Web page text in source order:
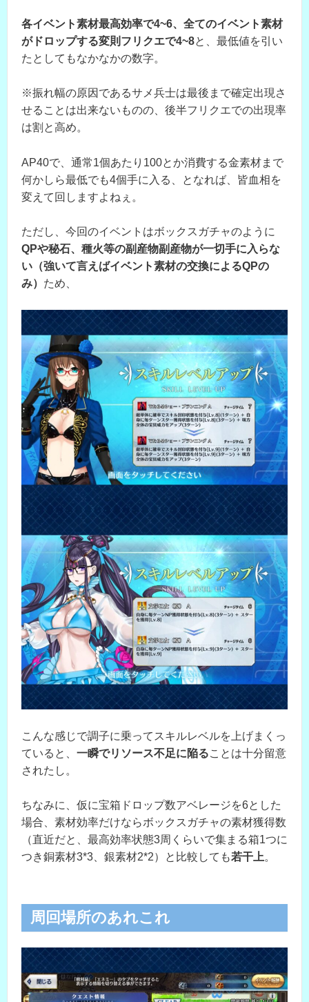
各イベント素材最高効率で4~6、全てのイベント素材
がドロップする変則フリクエで4~8と、最低値を引い
たとしてもなかなかの数字。
※振れ幅の原因であるサメ兵士は最後まで確定出現さ
せることは出来ないものの、後半フリクエでの出現率
は割と高め。
AP40で、通常1個あたり100とか消費する金素材まで
何かしら最低でも4個手に入る、となれば、皆血相を
変えて回しますよねぇ。
ただし、今回のイベントはボックスガチャのように
QPや秘石、種火等の副産物副産物が一切手に入らな
い（強いて言えばイベント素材の交換によるQPの
み） ため、
こんな感じで調子に乗ってスキルレベルを上げまくっ
ていると、 一瞬でリソース不足に陥ることは十分留意
されたし。
ちなみに、仮に宝箱ドロップ数アベレージを6とした
場合、素材効率だけならボックスガチャの素材獲得数
（直近だと、最高効率状態3周くらいで集まる箱1つに
つき銅素材3*3、銀素材2*2）と比較しても若干上。
周回場所のあれこれ